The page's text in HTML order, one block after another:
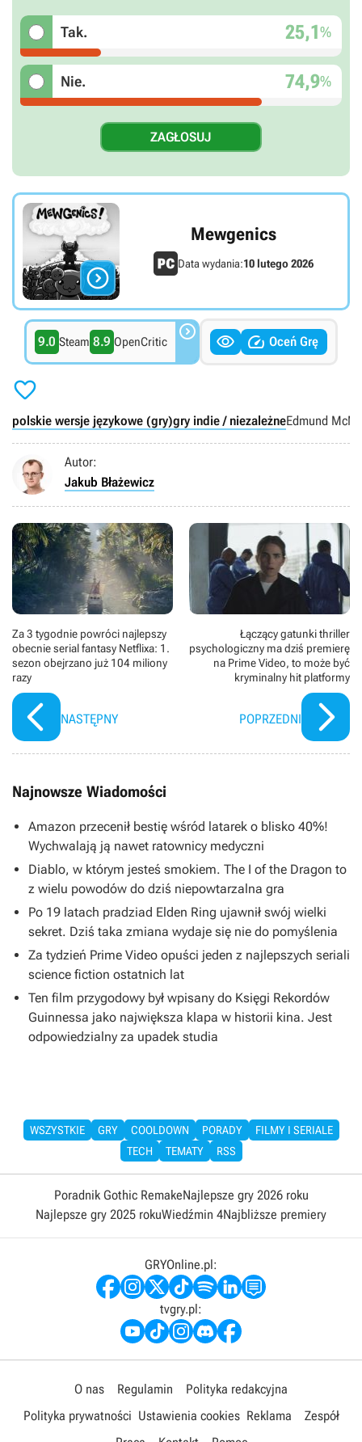
Tak. 25,1%
Nie. 74,9%

Mewgenics
Data wydania:10 lutego 2026
9.0 Steam 8.9 OpenCritic    Oceń Grę

polskie wersje językowe (gry)gry indie / niezależneEdmund
Autor:
Jakub Błażewicz
Za 3 tygodnie powróci najlepszy
obecnie serial fantasy Netflixa: 1.
sezon obejrzano już 104 miliony
razy
NASTĘPNY
Łączący gatunki thriller
psychologiczny ma dziś premierę
na Prime Video, to może być
kryminalny hit platformy
POPRZEDNI
Najnowsze Wiadomości
Amazon przecenił bestię wśród latarek o blisko 40%!
Wychwalają ją nawet ratownicy medyczni
Diablo, w którym jesteś smokiem. The I of the Dragon to
z wielu powodów do dziś niepowtarzalna gra
Po 19 latach pradziad Elden Ring ujawnił swój wielki
sekret. Dziś taka zmiana wydaje się nie do pomyślenia
Za tydzień Prime Video opuści jeden z najlepszych seriali
science fiction ostatnich lat
Ten film przygodowy był wpisany do Księgi Rekordów
Guinnessa jako największa klapa w historii kina. Jest
odpowiedzialny za upadek studia
WSZYSTKIE GRY COOLDOWN PORADY
FILMY I SERIALE
TECH
TEMATY RSS
Poradnik Gothic RemakeNajlepsze gry 2026 roku
Najlepsze gry 2025 rokuWiedźmin 4Najbliższe premiery
GRYOnline.pl:
tvgry.pl:
O nas Regulamin
Polityka redakcyjna
Polityka prywatności Ustawienia cookies Reklama
Zespół